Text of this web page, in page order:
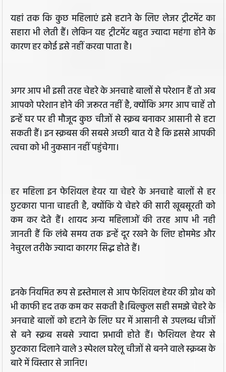
यहां तक कि कुछ महिलाएं इसे हटाने के लिए लेजर ट्रीटमेंट का
सहारा भी लेती हैं। लेकिन यह ट्रीटमेंट बहुत ज्‍यादा महंगा होने के
कारण हर कोई इसे नहीं करवा पाता है।
अगर आप भी इसी तरह चेहरे के अनचाहे बालों से परेशान हैं तो अब
आपको परेशान होने की जरूरत नहीं है, क्‍योंकि अगर आप चाहें तो
इन्हें घर पर ही मौजूद कुछ चीजों से स्‍क्रब बनाकर आसानी से हटा
सकती हैं। इन स्‍क्रबस की सबसे अच्‍छी बात ये है कि इससे आपकी
त्वचा को भी नुकसान नहीं पहुंचेगा।
हर महिला इन फेशियल हेयर या चेहरे के अनचाहे बालों से हर
छुटकारा पाना चाहती है, क्‍योंकि ये चेहरे की सारी खूबसूरती को
कम कर देते हैं। शायद अन्य महिलाओं की तरह आप भी नही
जानती हैं कि लंबे समय तक इन्हें दूर रखने के लिए होममेड और
नेचुरल तरीके ज्यादा कारगर सिद्ध होते हैं।
इनके नियमित रूप से इस्‍तेमाल से आप फेशियल हेयर की ग्रोथ को
भी काफी हद तक कम कर सकती है।बिल्कुल सही समझे चेहरे के
अनचाहे बालों को हटाने के लिए घर में आसानी से उपलब्‍ध चीजों
से बने स्‍क्रब सबसे ज्‍यादा प्रभावी होते हैं। फेशियल हेयर से
छुटकारा दिलाने वाले 3 स्‍पेशल घरेलू चीजों से बनने वाले स्क्रब्स के
बारे में विस्तार से जानिए।